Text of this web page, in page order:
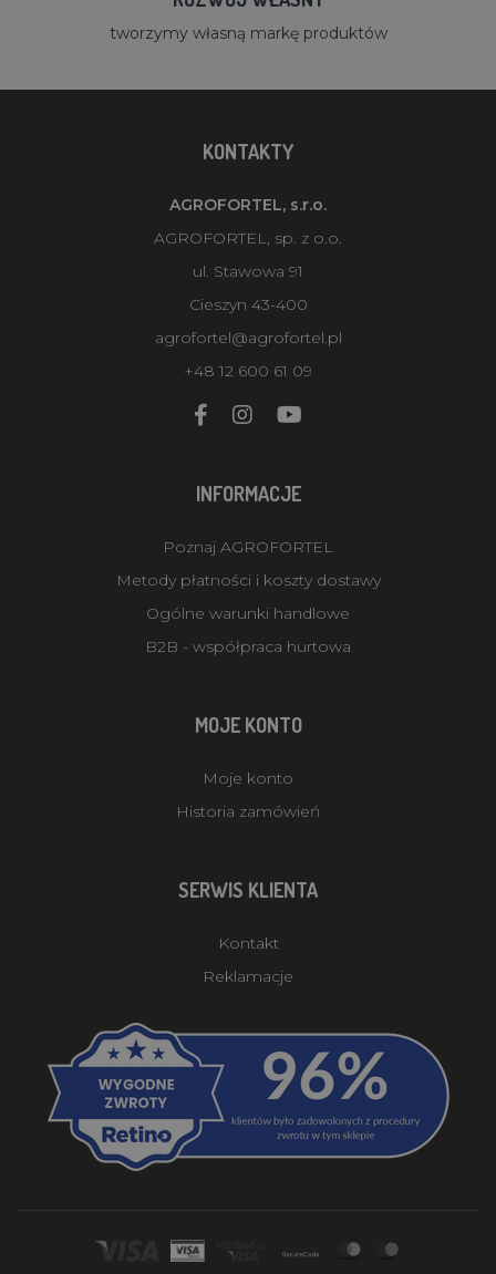
tworzymy własną markę produktów
KONTAKTY
AGROFORTEL, s.r.o.
AGROFORTEL, sp. z o.o.
ul. Stawowa 91
Cieszyn 43-400
agrofortel@agrofortel.pl
+48 12 600 61 09
INFORMACJE
Poznaj AGROFORTEL
Metody płatności i koszty dostawy
Ogólne warunki handlowe
B2B - współpraca hurtowa
MOJE KONTO
Moje konto
Historia zamówień
SERWIS KLIENTA
Kontakt
Reklamacje